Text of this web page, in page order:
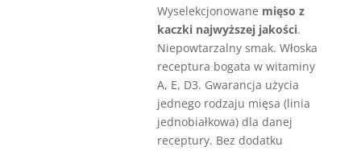
Wyselekcjonowane mięso z
kaczki najwyższej jakości.
Niepowtarzalny smak. Włoska
receptura bogata w witaminy
A, E, D3. Gwarancja użycia
jednego rodzaju mięsa (linia
jednobiałkowa) dla danej
receptury. Bez dodatku